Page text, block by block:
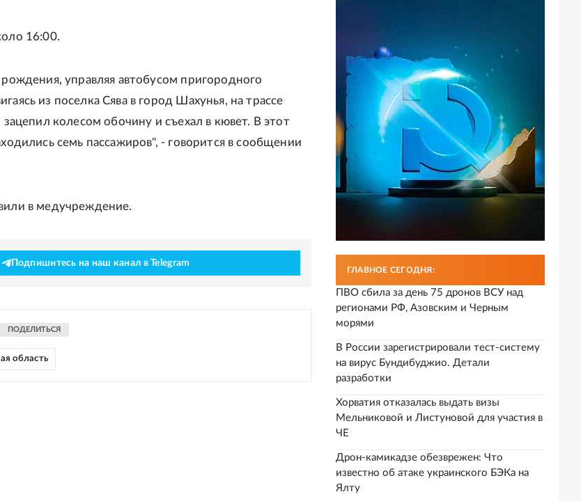
16:00.
управляя автобусом пригородного
из поселка Сява в город Шахунья, на трассе
зацепил колесом обочину и съехал в кювет. В этот
семь пассажиров", - говорится в сообщении
в медучреждение.
Подпишитесь на наш канал в Telegram
ПОДЕЛИТЬСЯ
область
ГЛАВНОЕ СЕГОДНЯ:
ПВО сбила за день 75 дронов ВСУ над
регионами РФ, Азовским и Черным
морями
В России зарегистрировали тест-систему
на вирус Бундибуджио. Детали
разработки
Хорватия отказалась выдать визы
Мельниковой и Листуновой для участия в
ЧЕ
Дрон-камикадзе обезврежен: Что
известно об атаке украинского БЭКа на
Ялту